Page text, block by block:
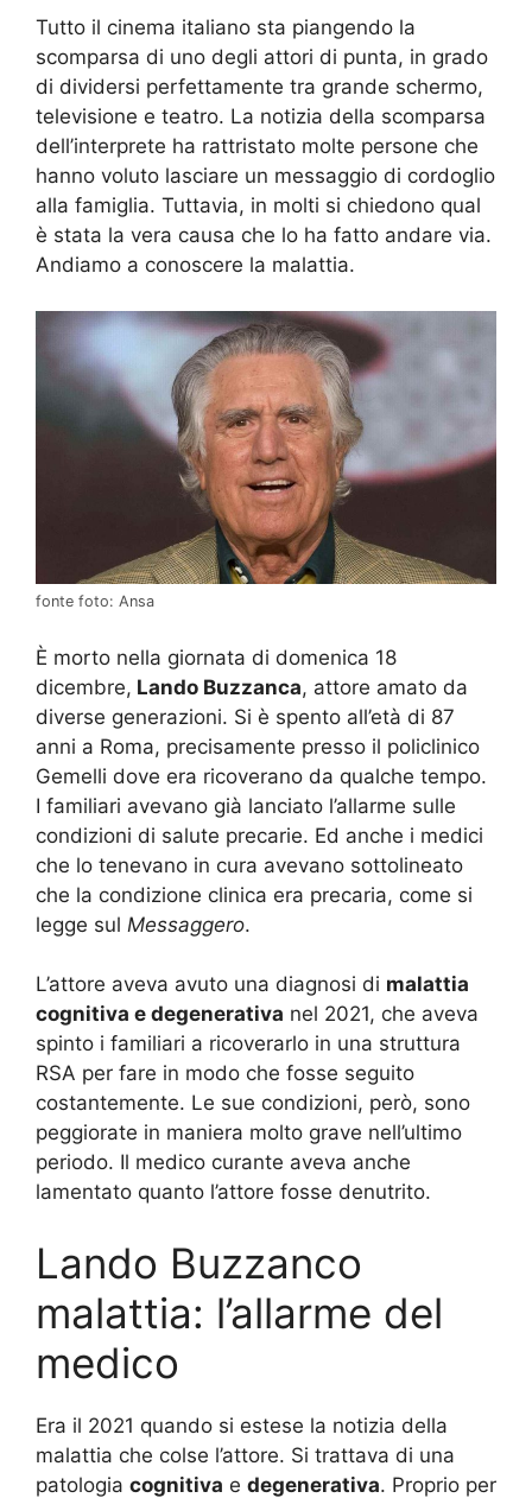
Tutto il cinema italiano sta piangendo la
scomparsa di uno degli attori di punta, in grado
di dividersi perfettamente tra grande schermo,
televisione e teatro. La notizia della scomparsa
dell’interprete ha rattristato molte persone che
hanno voluto lasciare un messaggio di cordoglio
alla famiglia. Tuttavia, in molti si chiedono qual
è stata la vera causa che lo ha fatto andare via.
Andiamo a conoscere la malattia.
fonte foto: Ansa
È morto nella giornata di domenica 18
dicembre, Lando Buzzanca, attore amato da
diverse generazioni. Si è spento all’età di 87
anni a Roma, precisamente presso il policlinico
Gemelli dove era ricoverano da qualche tempo.
I familiari avevano già lanciato l’allarme sulle
condizioni di salute precarie. Ed anche i medici
che lo tenevano in cura avevano sottolineato
che la condizione clinica era precaria, come si
legge sul Messaggero.
L’attore aveva avuto una diagnosi di malattia
cognitiva e degenerativa nel 2021, che aveva
spinto i familiari a ricoverarlo in una struttura
RSA per fare in modo che fosse seguito
costantemente. Le sue condizioni, però, sono
peggiorate in maniera molto grave nell’ultimo
periodo. Il medico curante aveva anche
lamentato quanto l’attore fosse denutrito.
Lando Buzzanco
malattia: l’allarme del
medico
Era il 2021 quando si estese la notizia della
malattia che colse l’attore. Si trattava di una
patologia cognitiva e degenerativa. Proprio per